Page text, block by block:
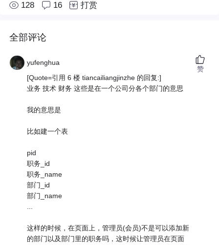
128 16 打赏
全部评论
yufenghua
[Quote=引用 6 楼 tiancailiangjinzhe 的回复:]
业务 技术 财务 这些是在一个公司分各个部门的意思
我的意思是
比如建一个表
pid
职务_id
职务_name
部门_id
部门_name
...
这样的时候，在页面上，管理员(会员)不是可以添加新
的部门以及部门里的职务吗，这时候让管理员在页面
赞